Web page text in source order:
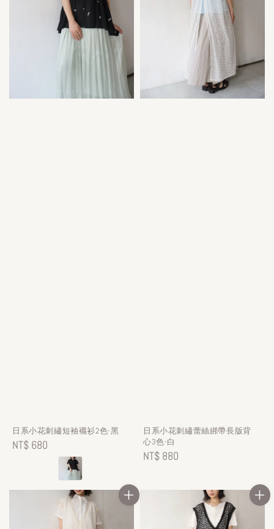
日系小花刺繡短袖襯衫2色-黑
Regular
NT$ 680
日系小花刺繡蕾絲綁帶長版背
心3色-白
Regular
NT$ 880